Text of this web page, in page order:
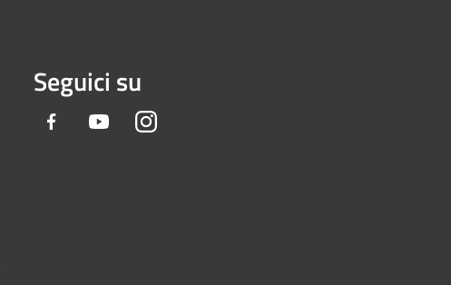
Seguici su
Facebook YoutubeInstagram